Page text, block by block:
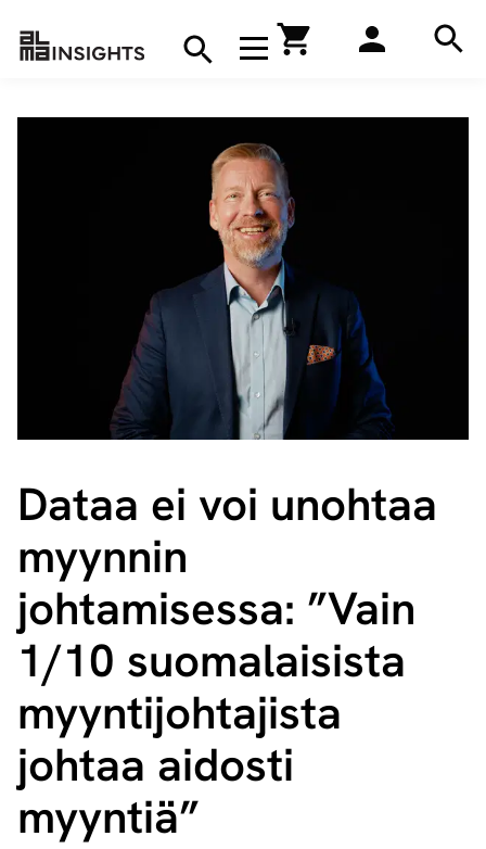
Avaa navigaatio
Hae
Dataa ei voi unohtaa
myynnin
johtamisessa: ”Vain
1/10 suomalaisista
myyn­ti­joh­ta­jis­ta
johtaa aidosti
myyntiä”